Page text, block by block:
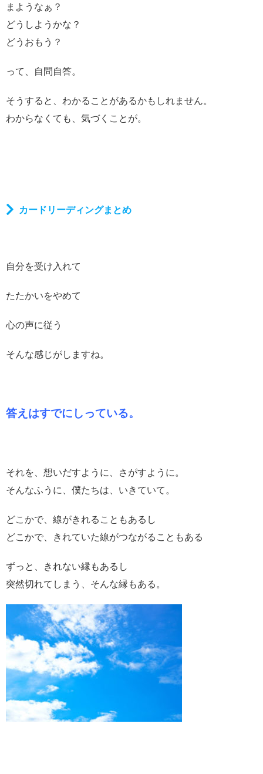
まようなぁ？
どうしようかな？
どうおもう？
って、自問自答。
そうすると、わかることがあるかもしれません。
わからなくても、気づくことが。
カードリーディングまとめ
自分を受け入れて
たたかいをやめて
心の声に従う
そんな感じがしますね。
答えはすでにしっている。
それを、想いだすように、さがすように。
そんなふうに、僕たちは、いきていて。
どこかで、線がきれることもあるし
どこかで、きれていた線がつながることもある
ずっと、きれない縁もあるし
突然切れてしまう、そんな縁もある。